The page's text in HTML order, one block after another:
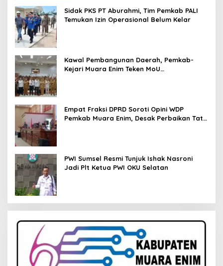
Sidak PKS PT Aburahmi, Tim Pemkab PALI
Temukan Izin Operasional Belum Kelar
Kawal Pembangunan Daerah, Pemkab-
Kejari Muara Enim Teken MoU
Empat Fraksi DPRD Soroti Opini WDP
Pemkab Muara Enim, Desak Perbaikan Tata
PWI Sumsel Resmi Tunjuk Ishak Nasroni
Jadi Plt Ketua PWI OKU Selatan